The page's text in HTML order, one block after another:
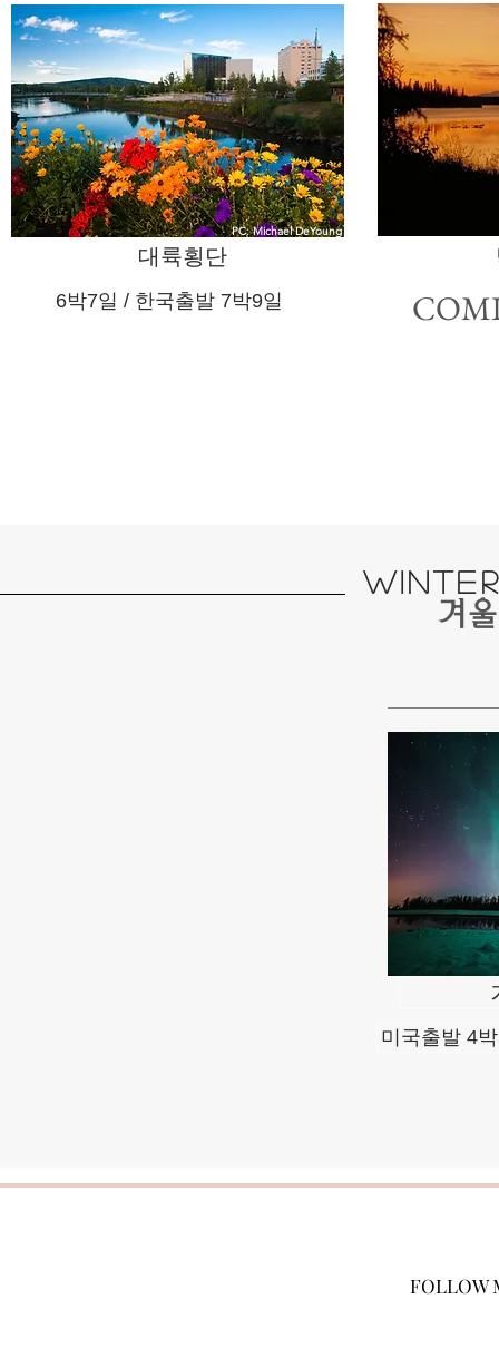
PC: Michael DeYoung
대륙횡단
​ 6박7일 / ​한국출발 7박9일
winter
겨
미국출발 4
FOLLOW